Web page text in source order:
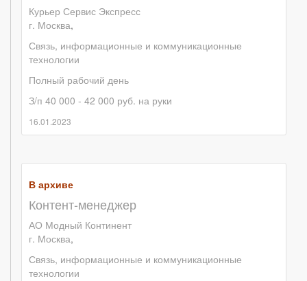
Курьер Сервис Экспресс
г. Москва,
Связь, информационные и коммуникационные
технологии
Полный рабочий день
З/п 40 000 - 42 000 руб. на руки
16.01.2023
В архиве
Контент-менеджер
АО Модный Континент
г. Москва,
Связь, информационные и коммуникационные
технологии